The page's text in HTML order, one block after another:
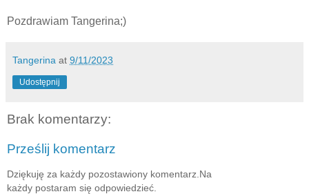
Pozdrawiam Tangerina;)
Tangerina at 9/11/2023
Udostępnij
Brak komentarzy:
Prześlij komentarz
Dziękuję za każdy pozostawiony komentarz.Na
każdy postaram się odpowiedzieć.